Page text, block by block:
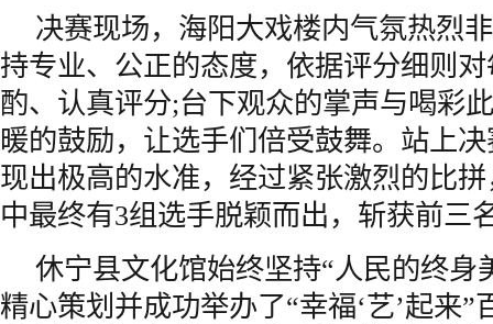
决赛现场，海阳大戏楼内气氛热烈
持专业、公正的态度，依据评分细则
酌、认真评分;台下观众的掌声与喝彩
暖的鼓励，让选手们倍受鼓舞。站上
现出极高的水准，经过紧张激烈的比
中最终有3组选手脱颖而出，斩获前三
休宁县文化馆始终坚持“人民的终身
精心策划并成功举办了“幸福‘艺’起来”